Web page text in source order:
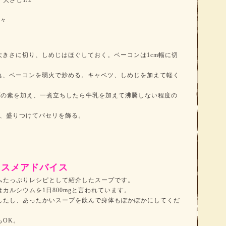
さに切り、しめじはほぐしておく。ベーコンは1cm幅に切
ベーコンを弱火で炒める。キャベツ、しめじを加えて軽く
素を加え、一煮立ちしたら牛乳を加えて沸騰しない程度の
盛りつけてパセリを飾る。
メアドバイス
っぷりレシピとして紹介したスープです。
ルシウムを1日800mgと言われています。
し、あったかいスープを飲んで身体もぽかぽかにしてくだ
。